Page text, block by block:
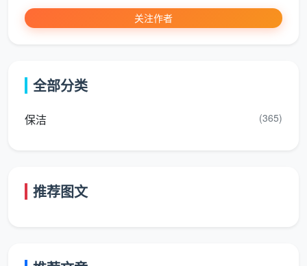
关注作者
全部分类
保洁 (365)
推荐图文